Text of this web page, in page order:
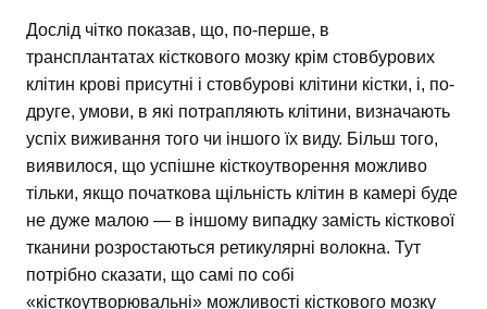
Дослід чітко показав, що, по-перше, в
трансплантатах кісткового мозку крім стовбурових
клітин крові присутні і стовбурові клітини кістки, і, по-
друге, умови, в які потрапляють клітини, визначають
успіх виживання того чи іншого їх виду. Більш того,
виявилося, що успішне кісткоутворення можливо
тільки, якщо початкова щільність клітин в камері буде
не дуже малою — в іншому випадку замість кісткової
тканини розростаються ретикулярні волокна. Тут
потрібно сказати, що самі по собі
«кісткоутворювальні» можливості кісткового мозку